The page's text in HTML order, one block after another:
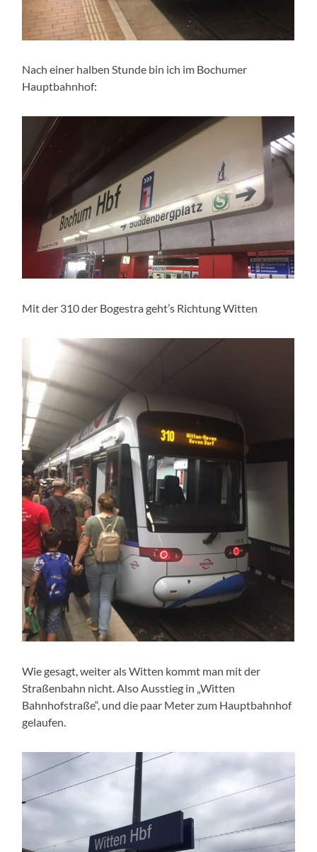
Nach einer halben Stunde bin ich im Bochumer
Hauptbahnhof:
Mit der 310 der Bogestra geht’s Richtung Witten
Wie gesagt, weiter als Witten kommt man mit der
Straßenbahn nicht. Also Ausstieg in „Witten
Bahnhofstraße“, und die paar Meter zum Hauptbahnhof
gelaufen.